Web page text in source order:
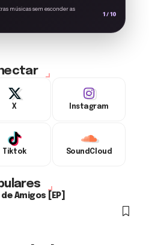
middle; width:
alt='Novo'>
músicas sem esconder as
1 / 10
X Instagram
Tiktok SoundCloud
Amigos [EP]